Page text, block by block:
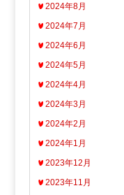
2024年8月
2024年7月
2024年6月
2024年5月
2024年4月
2024年3月
2024年2月
2024年1月
2023年12月
2023年11月